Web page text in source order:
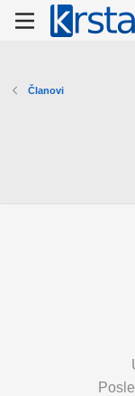
Članovi